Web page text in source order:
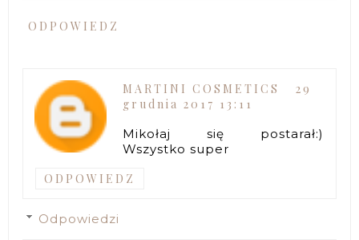
ODPOWIEDZ
MARTINI COSMETICS
29
grudnia 2017 13:11
Mikołaj się postarał:)
Wszystko super
ODPOWIEDZ
Odpowiedzi